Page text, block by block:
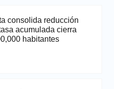
consolida reducción
acumulada cierra
habitantes